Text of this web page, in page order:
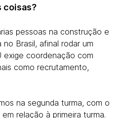
coisas?
pessoas na construção e
Brasil, afinal rodar um
exige coordenação com
como recrutamento,
na segunda turma, com o
relação à primeira turma.